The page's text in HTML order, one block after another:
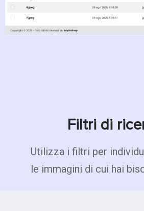
Filtri di
Utilizza i filtri per
le immagini di cui hai